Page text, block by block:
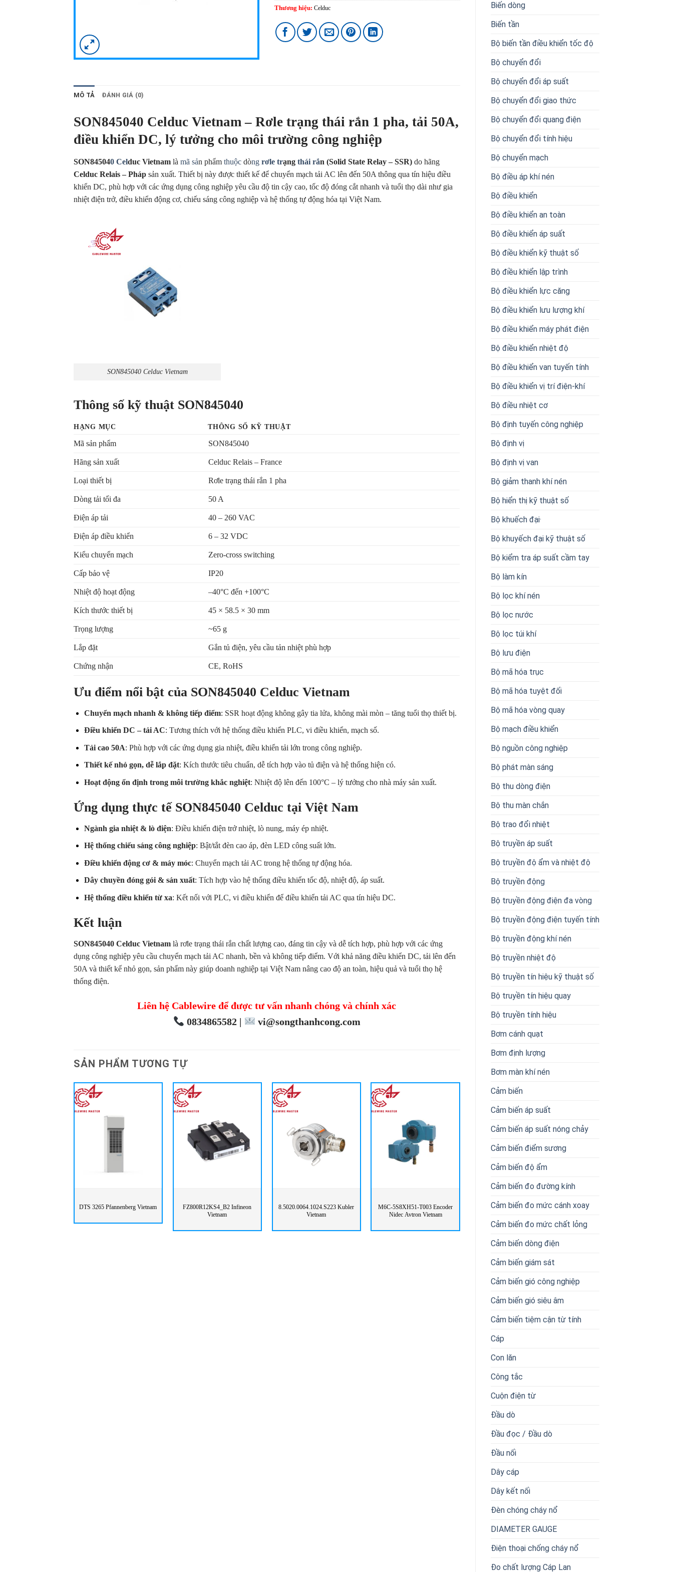
Biến dòng
Biến tần
Bộ biến tần điều khiển tốc độ
Bộ chuyển đổi
Bộ chuyển đổi áp suất
Bộ chuyển đổi giao thức
Bộ chuyển đổi quang điện
Bộ chuyển đổi tính hiệu
Bộ chuyển mạch
Bộ điều áp khí nén
Bộ điều khiển
Bộ điều khiển an toàn
Bộ điều khiển áp suất
Bộ điều khiển kỹ thuật số
Bộ điều khiển lập trình
Bộ điều khiển lực căng
Bộ điều khiển lưu lượng khí
Bộ điều khiển máy phát điện
Bộ điều khiển nhiệt độ
Bộ điều khiển van tuyến tính
Bộ điều khiển vị trí điện-khí
Bộ điều nhiệt cơ
Bộ định tuyến công nghiệp
Bộ định vị
Bộ định vị van
Bộ giảm thanh khí nén
Bộ hiển thị kỹ thuật số
Bộ khuếch đại·
Bộ khuyếch đại kỹ thuật số
Bộ kiểm tra áp suất cầm tay
Bộ làm kín
Bộ lọc khí nén
Bộ lọc nước
Bộ lọc túi khí
Bộ lưu điện
Bộ mã hóa trục
Bộ mã hóa tuyệt đối
Bộ mã hóa vòng quay
Bộ mạch điều khiển
Bộ nguồn công nghiệp
Bộ phát màn sáng
Bộ thu dòng điện
Bộ thu màn chắn
Bộ trao đổi nhiệt
Bộ truyền áp suất
Bộ truyền độ ẩm và nhiệt độ
Bộ truyền động
Bộ truyền động điện đa vòng
Bộ truyền động điện tuyến tính
Bộ truyền động khí nén
Bộ truyền nhiệt độ
Bộ truyền tín hiệu kỹ thuật số
Bộ truyền tín hiệu quay
Bộ truyền tính hiệu
Bơm cánh quạt
Bơm định lượng
Bơm màn khí nén
Cảm biến
Cảm biến áp suất
Cảm biến áp suất nóng chảy
Cảm biến điểm sương
Cảm biến độ ẩm
Cảm biến đo đường kính
Cảm biến đo mức cánh xoay
Cảm biến đo mức chất lỏng
Cảm biến dòng điện
Cảm biến giám sát
Cảm biến gió công nghiệp
Cảm biến gió siêu âm
Cảm biến tiệm cận từ tính
Cáp
Con lăn
Công tắc
Cuộn điện từ
Đầu dò
Đầu đọc / Đầu dò
Đầu nối
Dây cáp
Dây kết nối
Đèn chóng cháy nổ
DIAMETER GAUGE
Điện thoại chống cháy nổ
Đo chất lượng Cáp Lan
Thương hiệu: Celduc
MÔ TẢ ĐÁNH GIÁ (0)
SON845040 Celduc Vietnam – Rơle trạng thái rắn 1 pha, tải 50A,
điều khiển DC, lý tưởng cho môi trường công nghiệp
SON845040 Celduc Vietnam là mã sản phẩm thuộc dòng rơle trạng thái rắn (Solid State Relay – SSR) do hãng
Celduc Relais – Pháp sản xuất. Thiết bị này được thiết kế để chuyển mạch tải AC lên đến 50A thông qua tín hiệu điều
khiển DC, phù hợp với các ứng dụng công nghiệp yêu cầu độ tin cậy cao, tốc độ đóng cắt nhanh và tuổi thọ dài như gia
nhiệt điện trở, điều khiển động cơ, chiếu sáng công nghiệp và hệ thống tự động hóa tại Việt Nam.
SON845040 Celduc Vietnam
Thông số kỹ thuật SON845040
HẠNG MỤC THÔNG SỐ KỸ THUẬT
Mã sản phẩm SON845040
Hãng sản xuất Celduc Relais – France
Loại thiết bị Rơle trạng thái rắn 1 pha
Dòng tải tối đa 50 A
Điện áp tải 40 – 260 VAC
Điện áp điều khiển 6 – 32 VDC
Kiểu chuyển mạch Zero-cross switching
Cấp bảo vệ IP20
Nhiệt độ hoạt động –40°C đến +100°C
Kích thước thiết bị 45 × 58.5 × 30 mm
Trọng lượng ~65 g
Lắp đặt Gắn tủ điện, yêu cầu tản nhiệt phù hợp
Chứng nhận CE, RoHS
Ưu điểm nổi bật của SON845040 Celduc Vietnam
Chuyển mạch nhanh & không tiếp điểm: SSR hoạt động không gây tia lửa, không mài mòn – tăng tuổi thọ thiết bị.
Điều khiển DC – tải AC: Tương thích với hệ thống điều khiển PLC, vi điều khiển, mạch số.
Tải cao 50A: Phù hợp với các ứng dụng gia nhiệt, điều khiển tải lớn trong công nghiệp.
Thiết kế nhỏ gọn, dễ lắp đặt: Kích thước tiêu chuẩn, dễ tích hợp vào tủ điện và hệ thống hiện có.
Hoạt động ổn định trong môi trường khắc nghiệt: Nhiệt độ lên đến 100°C – lý tưởng cho nhà máy sản xuất.
Ứng dụng thực tế SON845040 Celduc tại Việt Nam
Ngành gia nhiệt & lò điện: Điều khiển điện trở nhiệt, lò nung, máy ép nhiệt.
Hệ thống chiếu sáng công nghiệp: Bật/tắt đèn cao áp, đèn LED công suất lớn.
Điều khiển động cơ & máy móc: Chuyển mạch tải AC trong hệ thống tự động hóa.
Dây chuyền đóng gói & sản xuất: Tích hợp vào hệ thống điều khiển tốc độ, nhiệt độ, áp suất.
Hệ thống điều khiển từ xa: Kết nối với PLC, vi điều khiển để điều khiển tải AC qua tín hiệu DC.
Kết luận
SON845040 Celduc Vietnam là rơle trạng thái rắn chất lượng cao, đáng tin cậy và dễ tích hợp, phù hợp với các ứng
dụng công nghiệp yêu cầu chuyển mạch tải AC nhanh, bền và không tiếp điểm. Với khả năng điều khiển DC, tải lên đến
50A và thiết kế nhỏ gọn, sản phẩm này giúp doanh nghiệp tại Việt Nam nâng cao độ an toàn, hiệu quả và tuổi thọ hệ
thống điện.
Liên hệ Cablewire để được tư vấn nhanh chóng và chính xác
0834865582 |
vi@songthanhcong.com
SẢN PHẨM TƯƠNG TỰ
DTS 3265 Pfannenberg Vietnam
FZ800R12KS4_B2 Infineon
Vietnam
8.5020.0064.1024.S223 Kubler
Vietnam
M6C-5S8XH51-T003 Encoder
Nidec Avtron Vietnam
SO867070 Celduc Vietnam RSP-2000-48 Mean Well Vietnam